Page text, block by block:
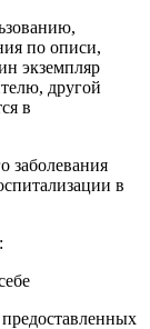
по описи,
экземпляр
другой
в
заболевания
в